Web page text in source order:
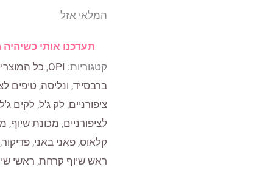
₪130.00.
המלאי אזל
תעדכנו אותי
קטגוריות: OPI
, כל
ברבסייד, ונליסה, טיפים
ציפורניים, לק ג'ל, לקים ג'ל
לציפורניים, מכונת שיוף,
קלאוס, פאני באני, פדיקור,
ראש שיוף קרחת, ראשי